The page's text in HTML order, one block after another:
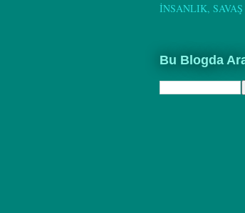
İNSANLIK, SAVAŞ
Bu Blogda